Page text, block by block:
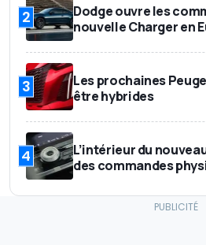
2
Dodge ouvre les
nouvelle Charger en
3
Les prochaines
être hybrides
4
L’intérieur du
des commandes